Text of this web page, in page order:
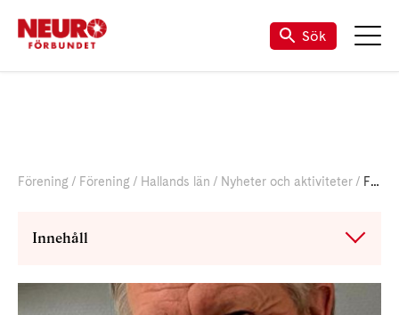
Sök
Förening Förening Hallands län Nyheter och aktiviteter Föreläsningar och politikerdebatt
Innehåll